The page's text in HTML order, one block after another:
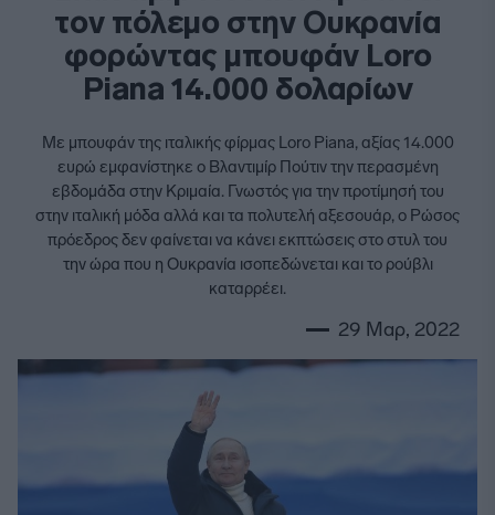
τον πόλεμο στην Ουκρανία
φορώντας μπουφάν Loro
Piana 14.000 δολαρίων
Με μπουφάν της ιταλικής φίρμας Loro Piana, αξίας 14.000
ευρώ εμφανίστηκε ο Βλαντιμίρ Πούτιν την περασμένη
εβδομάδα στην Κριμαία. Γνωστός για την προτίμησή του
στην ιταλική μόδα αλλά και τα πολυτελή αξεσουάρ, ο Ρώσος
πρόεδρος δεν φαίνεται να κάνει εκπτώσεις στο στυλ του
την ώρα που η Ουκρανία ισοπεδώνεται και το ρούβλι
καταρρέει.
29 Μαρ, 2022